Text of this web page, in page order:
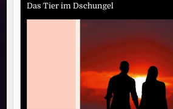
Das Tier im Dschungel